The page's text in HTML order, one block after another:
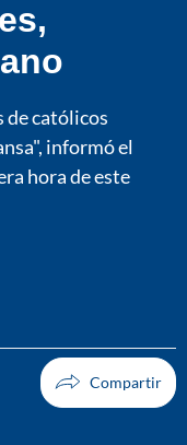
de católicos
informó el
hora de este